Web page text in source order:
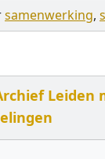
samenwerking,
Leiden